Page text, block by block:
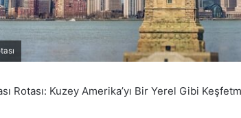
Rotası: Kuzey Amerika’yı Bir Yerel Gibi